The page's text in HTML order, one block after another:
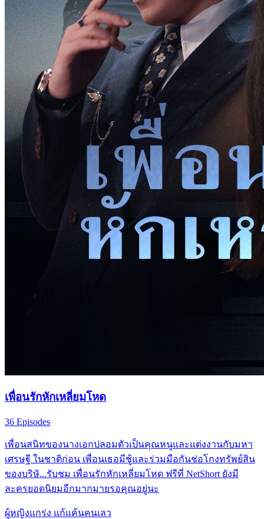
เพื่อนรักหักเหลี่ยมโหด
36 Episodes
เพื่อนสนิทของนางเอกปลอมตัวเป็นคุณหนูและแต่งงานกับมหา
เศรษฐี ในชาติก่อน เพื่อนเธอมีชู้และร่วมมือกันช่อโกงทรัพย์สิน
ของบริษั...รับชม เพื่อนรักหักเหลี่ยมโหด ฟรีที่ NetShort ยังมี
ละครยอดนิยมอีกมากมายรอคุณอยู่นะ
ผู้หญิงแกร่ง แก้แค้นคนเลว